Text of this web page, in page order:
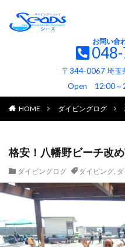
お問い合
〒344-0067 埼玉
Open 12:00～
HOME ダイビングログ
格安！八幡野ビーチ改
ダイビングログ ダイビング,